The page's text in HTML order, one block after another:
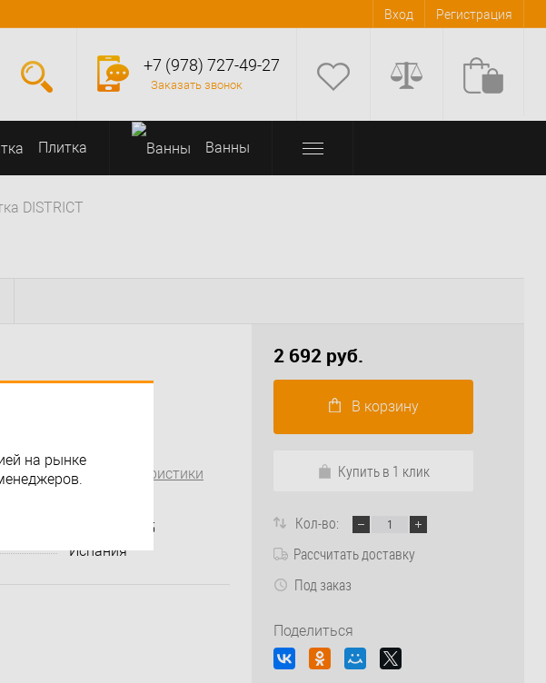
Вход Регистрация
+7 (978) 727-49-27
Заказать звонок
Плитка Bанны
DISTRICT
Все характеристики
25х75, 45х45
Испания
2 692 руб.
В корзину
Купить в 1 клик
Кол-во:
Рассчитать доставку
Под заказ
Поделиться
на рынке